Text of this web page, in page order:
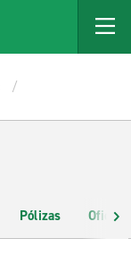
Pólizas